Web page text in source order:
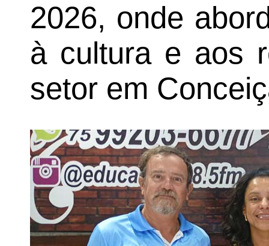
2026, onde
à cultura e aos
setor em